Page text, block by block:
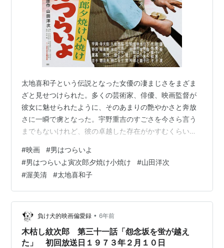
太地喜和子という伝説となった女優の凄まじさをまざま
ざと見せつけられた。多くの芸術家、俳優、映画監督が
彼女に魅せられたように、そのあまりの艶やかさと奔放
さに一瞬で虜となった。宇野重吉のすごさを今さら言う
までもないけれど、彼の卓越した存在がかすむくらいに
最高傑作にあげる人の多い第17作。「赤とんぼ」が名曲
すぎる。そして、「男はつらいよ」は奥が深すぎる。 第
17作 男はつらいよ 寅次郎夕焼け小焼け｜松竹映画『男は
つらいよ』公式サイト| 松竹株式会社
#映画 #男はつらいよ
#男はつらいよ寅次郎夕焼け小焼け #山田洋次
#渥美清 #太地喜和子
負け犬的映画偏愛録 • 6年前
木枯し紋次郎 第三十一話「怨念坂を蛍が越え
た」 初回放送日１９７３年２月１０日